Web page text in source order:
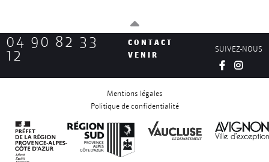
04 90 82 33
12
CONTACT
VENIR
SUIVEZ-NOUS
Mentions légales
Politique de confidentialité